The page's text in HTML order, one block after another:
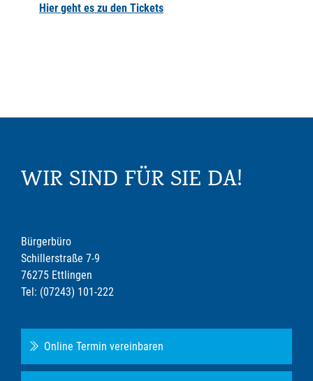
Hier geht es zu den Tickets
WIR SIND FÜR SIE DA!
Bürgerbüro
Schillerstraße 7-9
76275 Ettlingen
Tel: (07243) 101-222
Online Termin vereinbaren